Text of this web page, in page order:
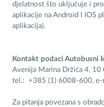
djelatnost što uključuje i
aplikacije na Android I IOS
aplikacija).
Kontakt podaci Autobusni
Avenija Marina Držića 4, 10
tel.: +385 (1) 6008-600, e-
Za pitanja povezana s